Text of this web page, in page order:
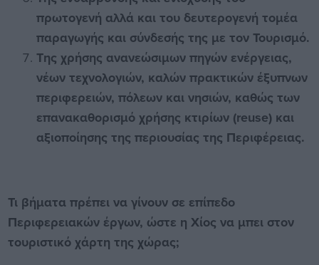
πρωτογενή αλλά και του δευτερογενή τομέα
παραγωγής και σύνδεσής της με τον Τουρισμό.
Της χρήσης ανανεώσιμων πηγών ενέργειας,
νέων τεχνολογιών, καλών πρακτικών έξυπνων
περιφερειών, πόλεων και νησιών, καθώς των
επανακαθορισμό χρήσης κτιρίων (reuse) και
αξιοποίησης της περιουσίας της Περιφέρειας.
Τι βήματα πρέπει να γίνουν σε επίπεδο
Περιφερειακών έργων, ώστε η Χίος να μπει στον
τουριστικό χάρτη της χώρας;